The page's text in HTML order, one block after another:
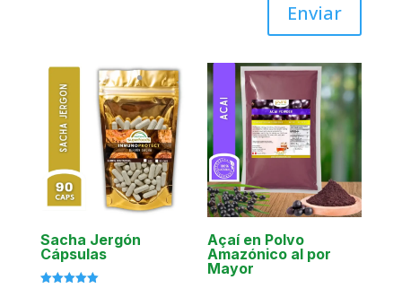
Enviar
Sacha Jergón
Cápsulas
Açaí en Polvo
Amazónico al por
Mayor